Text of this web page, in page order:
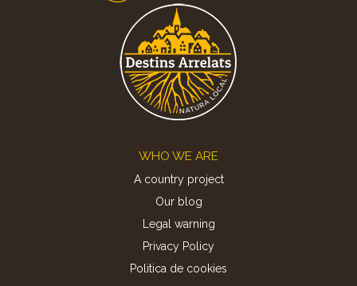
WHO WE ARE
A country project
Our blog
Legal warning
Privacy Policy
Politica de cookies